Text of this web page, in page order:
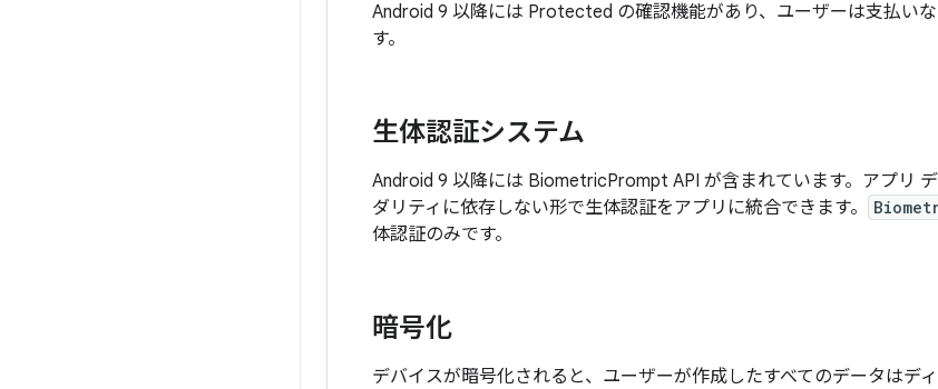
Android 9 以降には Protected の確認機能があり、ユーザーは支払い
す。
生体認証システム
Android 9 以降には BiometricPrompt API が含まれています。アプリ
ダリティに依存しない形で生体認証をアプリに統合できます。
体認証のみです。
暗号化
デバイスが暗号化されると、ユーザーが作成したすべてのデータはデ